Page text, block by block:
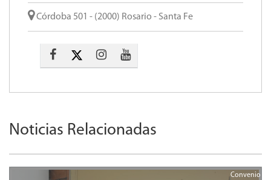
Córdoba 501 - (2000) Rosario - Santa Fe
Noticias Relacionadas
Convenio